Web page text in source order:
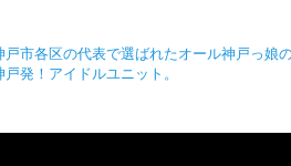
戸市各区の代表で選ばれたオール神戸っ娘
戸発！アイドルユニット。